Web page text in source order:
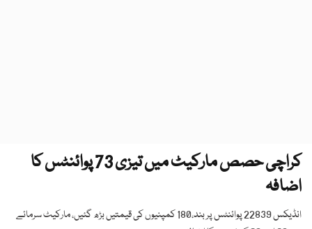
کراچی حصص مارکیٹ میں تیزی 73 پوائنٹس کا
اضافہ
انڈیکس 22839 پوائنٹس پر بند،180 کمپنیوں کی قیمتیں بڑھ گئیں، مارکیٹ سرمائے